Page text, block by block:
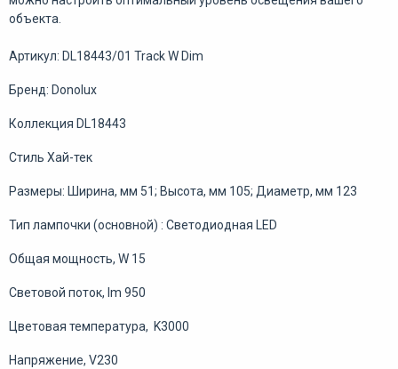
объекта.
Артикул: DL18443/01 Track W Dim
Бренд: Donolux
Коллекция DL18443
Стиль Хай-тек
Размеры: Ширина, мм 51; Высота, мм 105; Диаметр, мм 123
Тип лампочки (основной) : Светодиодная LED
Общая мощность, W 15
Световой поток, lm 950
Цветовая температура, K3000
Напряжение, V230